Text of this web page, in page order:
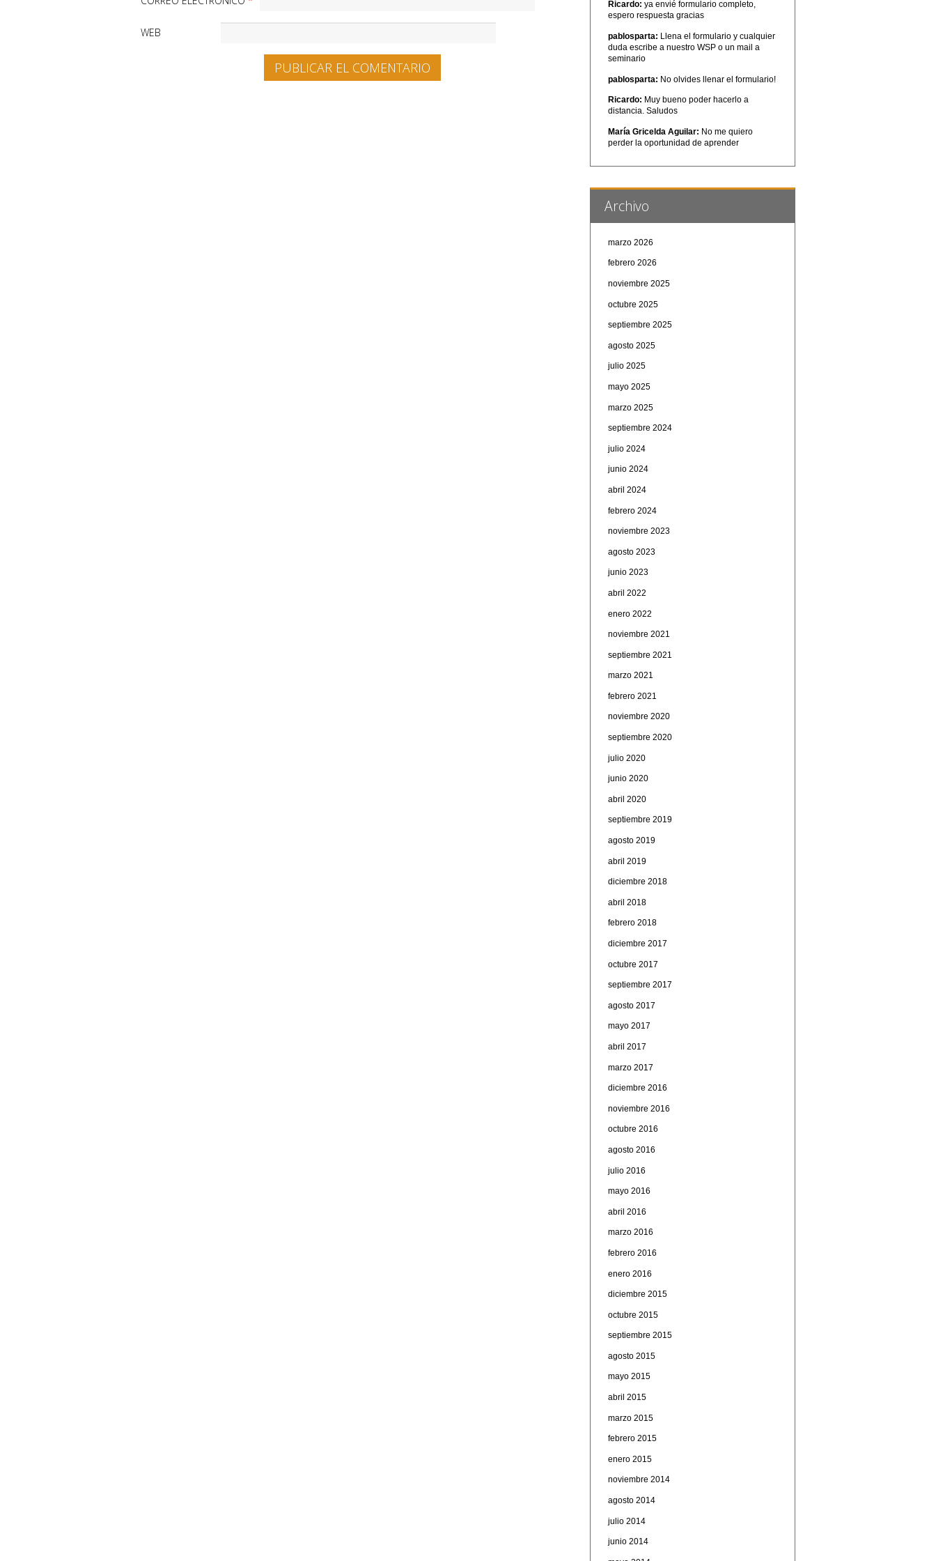
WEB
Ricardo: ya envié formulario completo,
espero respuesta gracias
pablosparta: Llena el formulario y cualquier
duda escribe a nuestro WSP o un mail a
seminario
pablosparta: No olvides llenar el formulario!
Ricardo: Muy bueno poder hacerlo a
distancia. Saludos
María Gricelda Aguilar: No me quiero
perder la oportunidad de aprender
Archivo
marzo 2026
febrero 2026
noviembre 2025
octubre 2025
septiembre 2025
agosto 2025
julio 2025
mayo 2025
marzo 2025
septiembre 2024
julio 2024
junio 2024
abril 2024
febrero 2024
noviembre 2023
agosto 2023
junio 2023
abril 2022
enero 2022
noviembre 2021
septiembre 2021
marzo 2021
febrero 2021
noviembre 2020
septiembre 2020
julio 2020
junio 2020
abril 2020
septiembre 2019
agosto 2019
abril 2019
diciembre 2018
abril 2018
febrero 2018
diciembre 2017
octubre 2017
septiembre 2017
agosto 2017
mayo 2017
abril 2017
marzo 2017
diciembre 2016
noviembre 2016
octubre 2016
agosto 2016
julio 2016
mayo 2016
abril 2016
marzo 2016
febrero 2016
enero 2016
diciembre 2015
octubre 2015
septiembre 2015
agosto 2015
mayo 2015
abril 2015
marzo 2015
febrero 2015
enero 2015
noviembre 2014
agosto 2014
julio 2014
junio 2014